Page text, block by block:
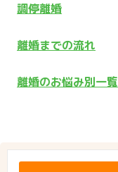
調停離婚
離婚までの流れ
離婚のお悩み別一覧